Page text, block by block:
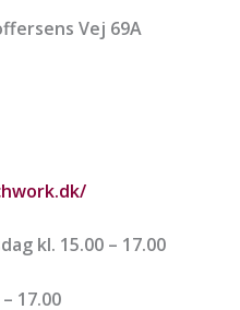
Vej 69A
kl. 15.00 – 17.00
17.00